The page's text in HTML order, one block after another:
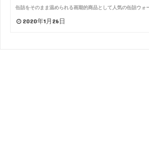
缶詰をそのまま温められる画期的商品として人気の缶詰ウォ
2020年1月26日